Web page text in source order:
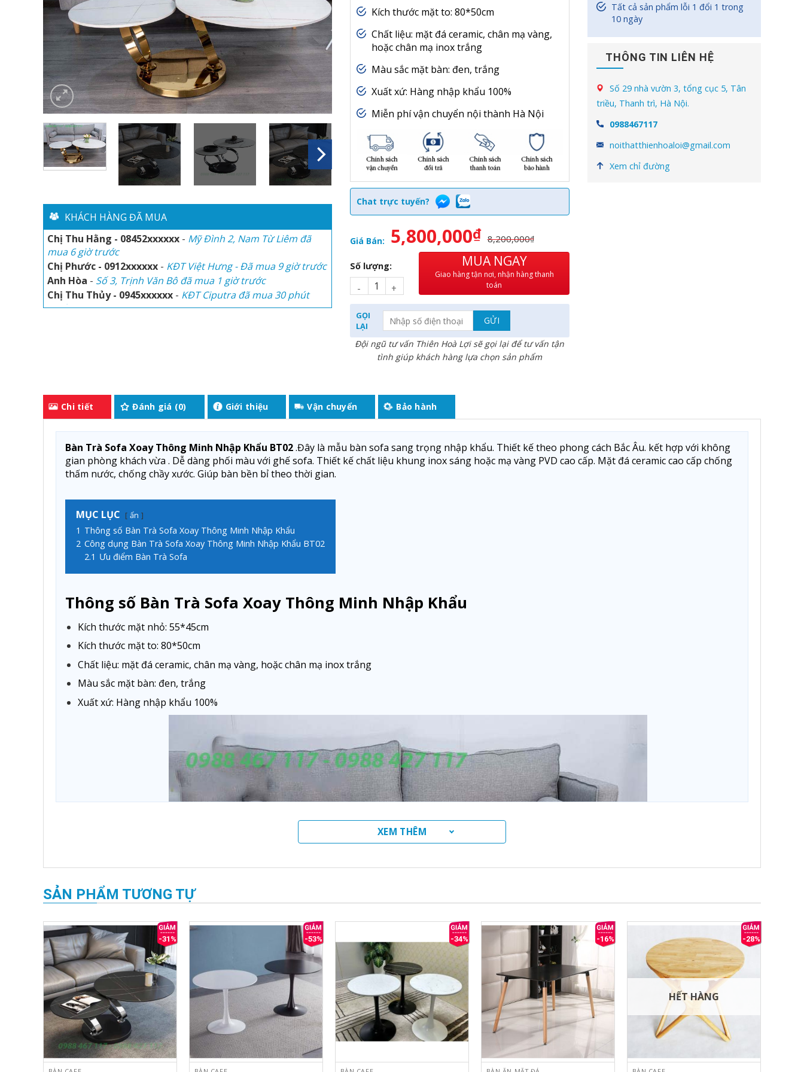
KHÁCH HÀNG ĐÃ MUA
Chị Phước - 0912xxxxxx-KĐT Việt Hưng - Đã mua 9 giờ trước
Anh Hòa -Số 3, Trịnh Văn Bô đã mua 1 giờ trước
Chị Thu Thủy - 0945xxxxxx
KĐT Ciputra đã mua 30 phút
Đức Minh - 0912xxxxxx
Anh Phúc Lộc - 0934xxxxxx
Chị Thu Hằng - 08452xxxxxx - Mỹ Đình 2, Nam Từ Liêm đã
mua 6 giờ trước
Chị Phước - 0912xxxxxx - KĐT Việt Hưng - Đã mua 9 giờ trước
Anh Hòa - Số 3, Trịnh Văn Bô đã mua 1 giờ trước
Chị Thu Thủy - 0945xxxxxx - KĐT Ciputra đã mua 30 phút
trước
Chị Phước - 0912xxxxxx-KĐT Việt Hưng - Đã mua 9 giờ trước
Anh Hòa-
Số 3, Trịnh Văn Bô đã mua 1 giờ trước
Chị Thu Thủy - 0945xxxxxx-KĐT Ciputra đã mua 30 phút
trước
Kích thước mặt to: 80*50cm
Chất liệu: mặt đá ceramic, chân mạ vàng,
hoặc chân mạ inox trắng
Màu sắc mặt bàn: đen, trắng
Xuất xứ: Hàng nhập khẩu 100%
Miễn phí vận chuyển nội thành Hà Nội
Chat trực tuyến?
8,200,000₫
5,800,000₫
Giá Bán:
Số lượng: MUA NGAY
Giao hàng tận nơi, nhận hàng thanh
toán
GỌI
LẠI
Đội ngũ tư vấn Thiên Hoà Lợi sẽ gọi lại để tư vấn tận
tình giúp khách hàng lựa chọn sản phẩm
Tất cả sản phẩm lỗi 1 đổi 1 trong
10 ngày
THÔNG TIN LIÊN HỆ
Số 29 nhà vườn 3, tổng cục 5, Tân
triều, Thanh trì, Hà Nội.
0988467117
noithatthienhoaloi@gmail.com
Xem chỉ đường
Chi tiết Đánh giá (0) Giới thiệu Vận chuyển Bảo hành
Bàn Trà Sofa Xoay Thông Minh Nhập Khẩu BT02.Đây là mẫu bàn sofa sang trọng nhập khẩu. Thiết kế theo phong cách Bắc Âu. kết hợp với không
gian phòng khách vừa . Dễ dàng phối màu với ghế sofa. Thiết kế chất liệu khung inox sáng hoặc mạ vàng PVD cao cấp. Mặt đá ceramic cao cấp chống
thấm nước, chống chầy xước. Giúp bàn bền bỉ theo thời gian.
MỤC LỤC ẩn
1 Thông số Bàn Trà Sofa Xoay Thông Minh Nhập Khẩu
2 Công dụng Bàn Trà Sofa Xoay Thông Minh Nhập Khẩu BT02
2.1 Ưu điểm Bàn Trà Sofa
Thông số Bàn Trà Sofa Xoay Thông Minh Nhập Khẩu
Kích thước mặt nhỏ: 55*45cm
Kích thước mặt to: 80*50cm
Chất liệu: mặt đá ceramic, chân mạ vàng, hoặc chân mạ inox trắng
Màu sắc mặt bàn: đen, trắng
Xuất xứ: Hàng nhập khẩu 100%
XEM THÊM
SẢN PHẨM TƯƠNG TỰ
-31% -53% -34% -16% -28%
HẾT HÀNG